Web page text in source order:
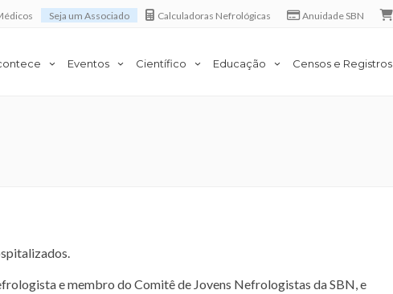
Seja um Associado Calculadoras Nefrológicas Anuidade SBN
Eventos Científico Educação Censos e Registros
e membro do Comitê de Jovens Nefrologistas da SBN, e